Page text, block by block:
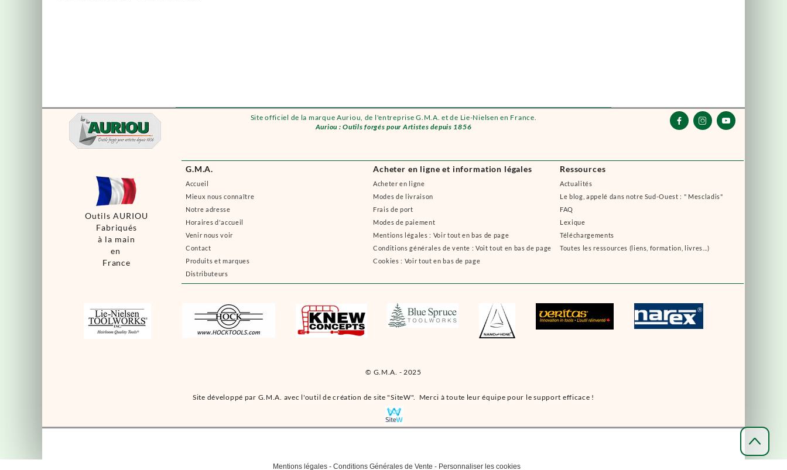
Site officiel de la marque Auriou, de l'entreprise G.M.A. et de Lie-Nielsen en France.
Auriou : Outils forgés pour Artistes depuis 1856
© G.M.A. - 2025
G.M.A.
Accueil
Mieux nous connaître
Notre adresse
Horaires d'accueil
Venir nous voir
Contact
Produits et marques
Distributeurs
Acheter en ligne et information légales
Acheter en ligne
Modes de livraison
Frais de port
Modes de paiement
Mentions légales : Voir tout en bas de page
Conditions générales de vente : Voit tout en bas de page
Cookies : Voir tout en bas de page
Ressources
Actualités
Le blog, appelé dans notre Sud-Ouest : " Mescladis"
FAQ
Lexique
Téléchargements
Toutes les ressources (liens, formation, livres...)
Site développé par G.M.A. avec l'outil de création de site "SiteW". Merci à toute leur équipe pour le support efficace !
  
Outils AURIOU
Fabriqués
à la main
en
France
Mentions légales- Conditions Générales de Vente - Personnaliser les cookies